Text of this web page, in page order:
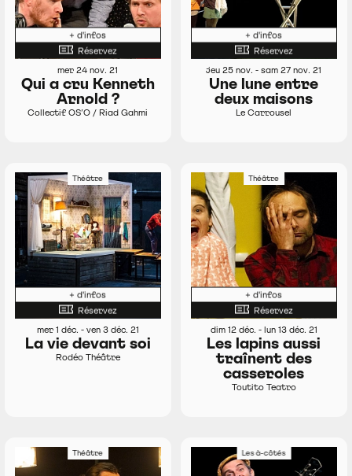
+ d'infos
Réservez
mer 24 nov. 21
Qui a cru Kenneth
Arnold ?
Collectif OS’O / Riad Gahmi
+ d'infos
Réservez
jeu 25 nov. - sam 27 nov. 21
Une lune entre
deux maisons
Le Carrousel
Théâtre
+ d'infos
Réservez
mer 1 déc. - ven 3 déc. 21
La vie devant soi
Rodéo Théâtre
Théâtre
+ d'infos
Réservez
dim 12 déc. - lun 13 déc. 21
Les lapins aussi
traînent des
casseroles
Toutito Teatro
Théâtre Les à-côtés